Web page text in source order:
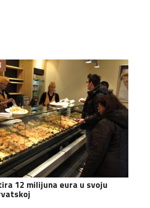
12 milijuna eura u svoju